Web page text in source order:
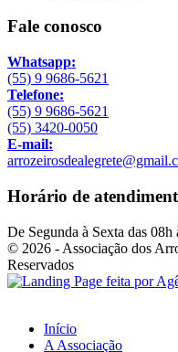
Fale conosco
Whatsapp:
(55) 9 9686-5621
Telefone:
(55) 9 9686-5621
(55) 3420-0050
E-mail:
Horário de
De Segunda à Sexta das 08h
© 2026 - Associação dos
Reservados
Início
A Associação